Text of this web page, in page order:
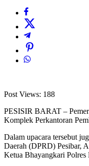
Post Views: 188
PESISIR BARAT –
Komplek Perkantoran
Dalam upacara tersebut
Daerah (DPRD) Pesibar,
Ketua Bhayangkari Polres